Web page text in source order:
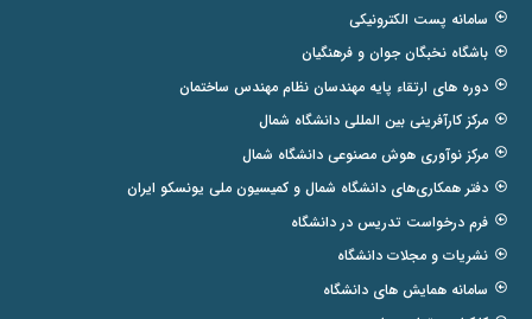
سامانه پست الکترونیکی
باشگاه نخبگان جوان و فرهنگیان
دوره های ارتقاء پایه مهندسان نظام مهندس ساختمان
مرکز کارآفرینی بین المللی دانشگاه شمال
مرکز نوآوری هوش مصنوعی دانشگاه شمال
دفتر همکاری‌های دانشگاه شمال و کمیسیون ملی یونسکو ایران
فرم درخواست تدریس در دانشگاه
نشریات و مجلات دانشگاه
سامانه همایش های دانشگاه